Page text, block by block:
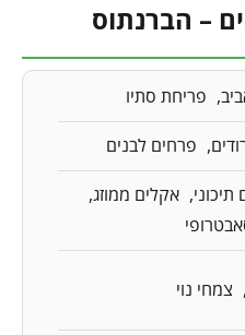
– הברנתוס
פריחת סתיו
פרחים לבנים
אקלים ממוזג
צמחי נוי